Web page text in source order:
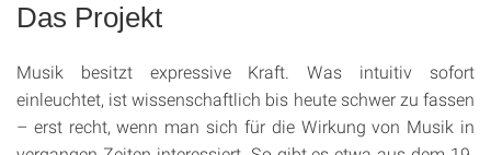
Das Projekt
Musik besitzt expressive Kraft. Was intuitiv sofort
einleuchtet, ist wissenschaftlich bis heute schwer zu fassen
– erst recht, wenn man sich für die Wirkung von Musik in